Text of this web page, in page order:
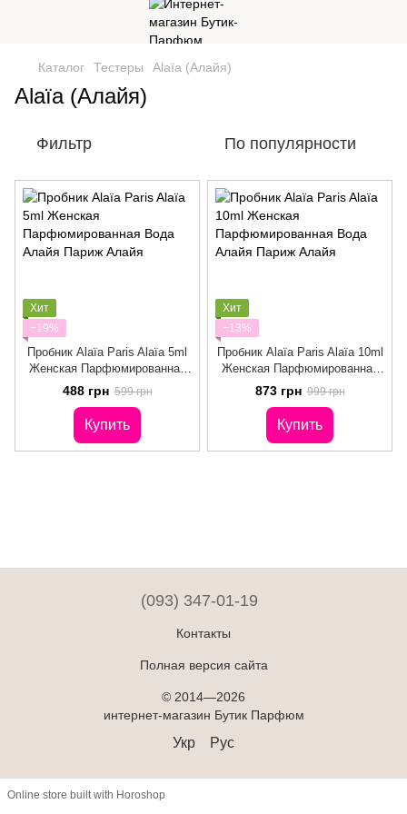
Каталог Тестеры Alaïa (Алайя)
Alaïa (Алайя)
Фильтр По популярности
Хит
−19%
Пробник Alaïa Paris Alaïa 5ml
Женская Парфюмированная
Вода Алайя Париж Алайя
488 грн 599 грн
Купить
Хит
−13%
Пробник Alaïa Paris Alaïa 10ml
Женская Парфюмированная
Вода Алайя Париж Алайя
873 грн 999 грн
Купить
(093) 347-01-19
Контакты
Полная версия сайта
© 2014—2026
интернет-магазин Бутик Парфюм
Укр Рус
Online store built with Horoshop